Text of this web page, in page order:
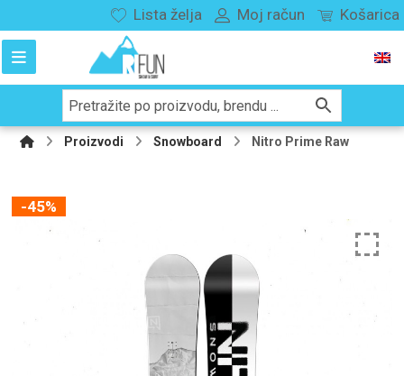
Lista želja Moj račun Košarica
Proizvodi Snowboard Nitro Prime Raw
-45%